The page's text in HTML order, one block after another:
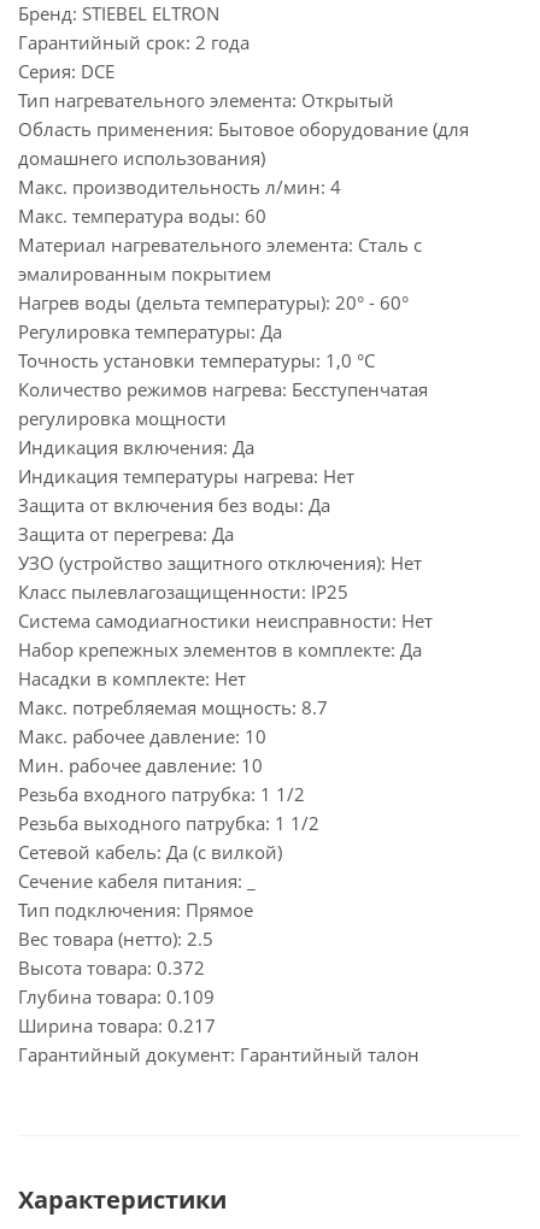
Бренд: STIEBEL ELTRON
Гарантийный срок: 2 года
Серия: DCE
Тип нагревательного элемента: Открытый
Область применения: Бытовое оборудование (для
домашнего использования)
Макс. производительность л/мин: 4
Макс. температура воды: 60
Материал нагревательного элемента: Сталь с
эмалированным покрытием
Нагрев воды (дельта температуры): 20° - 60°
Регулировка температуры: Да
Точность установки температуры: 1,0 °С
Количество режимов нагрева: Бесступенчатая
регулировка мощности
Индикация включения: Да
Индикация температуры нагрева: Нет
Защита от включения без воды: Да
Защита от перегрева: Да
УЗО (устройство защитного отключения): Нет
Класс пылевлагозащищенности: IP25
Система самодиагностики неисправности: Нет
Набор крепежных элементов в комплекте: Да
Насадки в комплекте: Нет
Макс. потребляемая мощность: 8.7
Макс. рабочее давление: 10
Мин. рабочее давление: 10
Резьба входного патрубка: 1 1/2
Резьба выходного патрубка: 1 1/2
Сетевой кабель: Да (с вилкой)
Сечение кабеля питания: _
Тип подключения: Прямое
Вес товара (нетто): 2.5
Высота товара: 0.372
Глубина товара: 0.109
Ширина товара: 0.217
Гарантийный документ: Гарантийный талон
Характеристики